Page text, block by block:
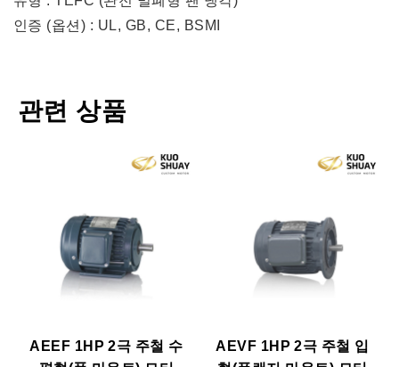
인증 (옵션) : UL, GB, CE, BSMI
관련 상품
AEEF 1HP 2극 주철 수
AEVF 1HP 2극 주철 입